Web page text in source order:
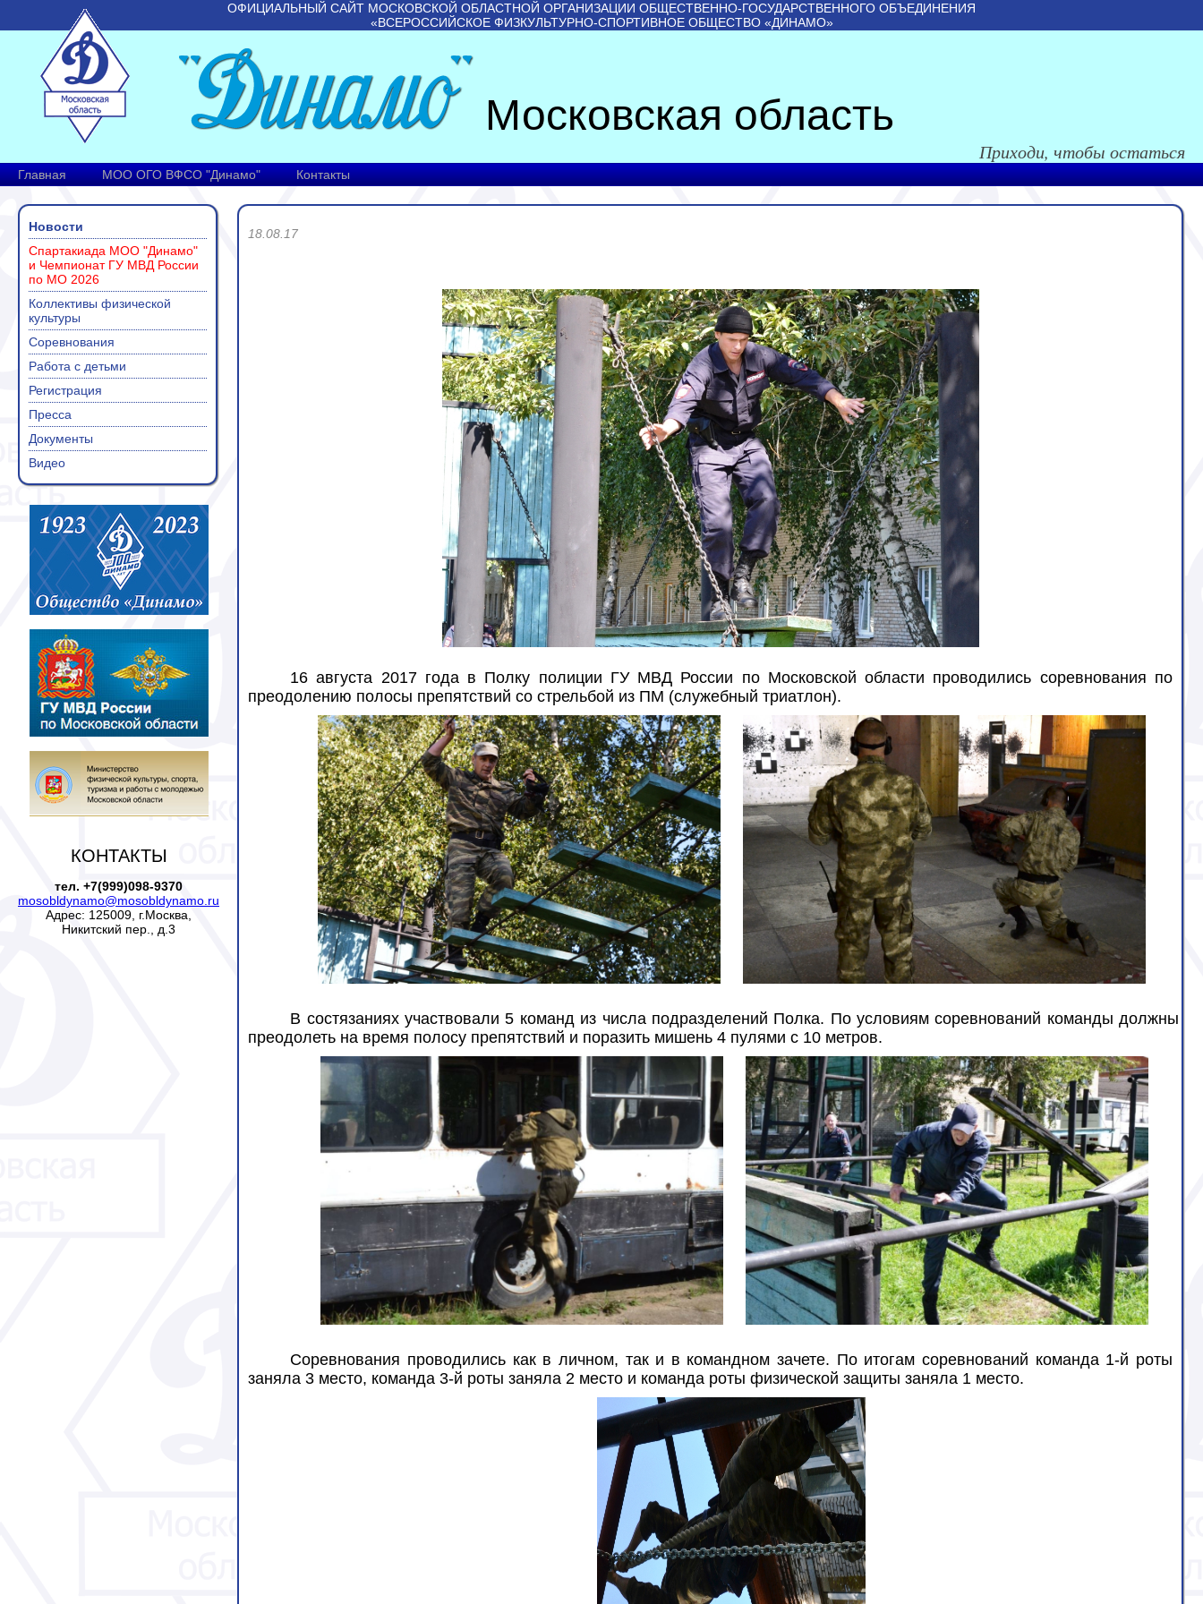
ОФИЦИАЛЬНЫЙ САЙТ МОСКОВСКОЙ ОБЛАСТНОЙ ОРГАНИЗАЦИИ ОБЩЕСТВЕННО-ГОСУДАРСТВЕННОГО ОБЪЕДИНЕНИЯ
«ВСЕРОССИЙСКОЕ ФИЗКУЛЬТУРНО-СПОРТИВНОЕ ОБЩЕСТВО «ДИНАМО»
Московская область
Приходи, чтобы остаться
Главная МОО ОГО ВФСО "Динамо" Контакты
Новости
Спартакиада МОО "Динамо"
и Чемпионат ГУ МВД России
по МО 2026
Коллективы физической
культуры
Соревнования
Работа с детьми
Регистрация
Пресса
Документы
Видео
КОНТАКТЫ
тел. +7(999)098-9370
mosobldynamo@mosobldynamo.ru
Адрес: 125009, г.Москва,
Никитский пер., д.3
18.08.17
16 августа 2017 года в Полку полиции ГУ МВД России по Московской области проводились соревнования по
преодолению полосы препятствий со стрельбой из ПМ (служебный триатлон).
В состязаниях участвовали 5 команд из числа подразделений Полка. По условиям соревнований команды должны
преодолеть на время полосу препятствий и поразить мишень 4 пулями с 10 метров.
Соревнования проводились как в личном, так и в командном зачете. По итогам соревнований команда 1-й роты
заняла 3 место, команда 3-й роты заняла 2 место и команда роты физической защиты заняла 1 место.